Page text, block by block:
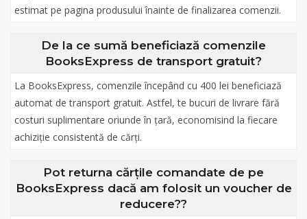
estimat pe pagina produsului înainte de finalizarea comenzii.
De la ce sumă beneficiază comenzile
BooksExpress de transport gratuit?
La BooksExpress, comenzile începând cu 400 lei beneficiază
automat de transport gratuit. Astfel, te bucuri de livrare fără
costuri suplimentare oriunde în țară, economisind la fiecare
achiziție consistentă de cărți.
Pot returna cărțile comandate de pe
BooksExpress dacă am folosit un voucher de
reducere??